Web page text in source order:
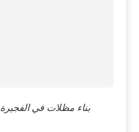
بناء مظلات في الفجيرة